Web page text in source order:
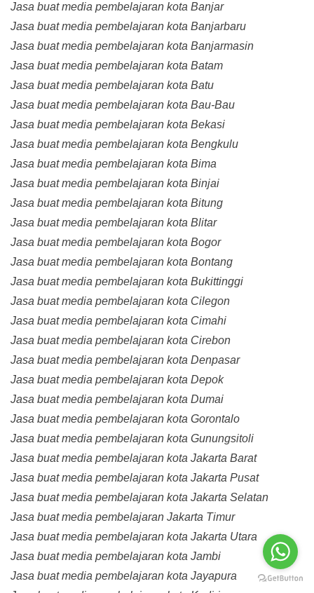
Jasa buat media pembelajaran kota Banjar
Jasa buat media pembelajaran kota Banjarbaru
Jasa buat media pembelajaran kota Banjarmasin
Jasa buat media pembelajaran kota Batam
Jasa buat media pembelajaran kota Batu
Jasa buat media pembelajaran kota Bau-Bau
Jasa buat media pembelajaran kota Bekasi
Jasa buat media pembelajaran kota Bengkulu
Jasa buat media pembelajaran kota Bima
Jasa buat media pembelajaran kota Binjai
Jasa buat media pembelajaran kota Bitung
Jasa buat media pembelajaran kota Blitar
Jasa buat media pembelajaran kota Bogor
Jasa buat media pembelajaran kota Bontang
Jasa buat media pembelajaran kota Bukittinggi
Jasa buat media pembelajaran kota Cilegon
Jasa buat media pembelajaran kota Cimahi
Jasa buat media pembelajaran kota Cirebon
Jasa buat media pembelajaran kota Denpasar
Jasa buat media pembelajaran kota Depok
Jasa buat media pembelajaran kota Dumai
Jasa buat media pembelajaran kota Gorontalo
Jasa buat media pembelajaran kota Gunungsitoli
Jasa buat media pembelajaran kota Jakarta Barat
Jasa buat media pembelajaran kota Jakarta Pusat
Jasa buat media pembelajaran kota Jakarta Selatan
Jasa buat media pembelajaran Jakarta Timur
Jasa buat media pembelajaran kota Jakarta Utara
Jasa buat media pembelajaran kota Jambi
Jasa buat media pembelajaran kota Jayapura